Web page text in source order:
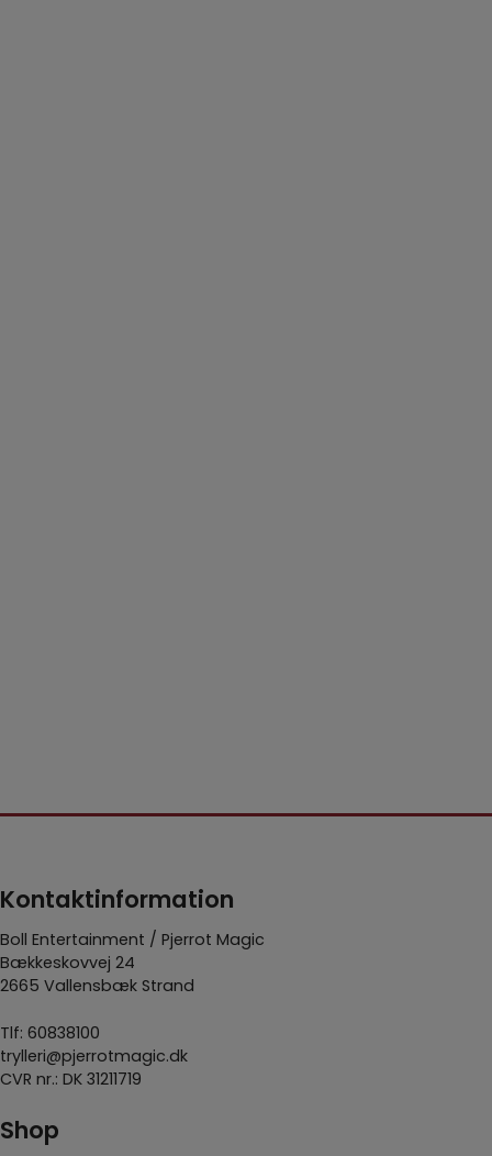
Kontaktinformation
Boll Entertainment / Pjerrot Magic
Bækkeskovvej 24
2665 Vallensbæk Strand
Tlf: 60838100
trylleri@pjerrotmagic.dk
CVR nr.: DK 31211719
Shop